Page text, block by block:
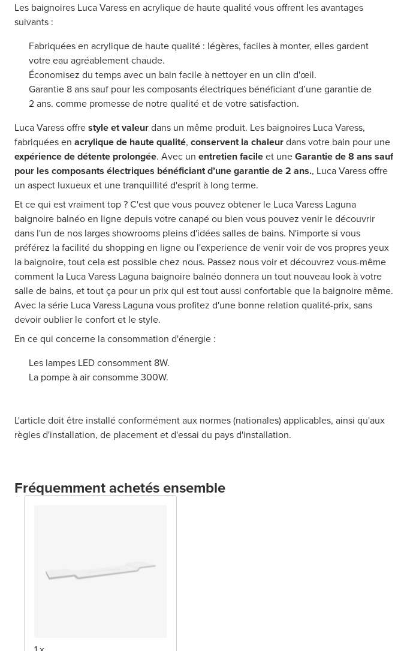
Les baignoires Luca Varess en acrylique de haute qualité vous offrent les avantages
suivants :
Fabriquées en acrylique de haute qualité : légères, faciles à monter, elles gardent
votre eau agréablement chaude.
Économisez du temps avec un bain facile à nettoyer en un clin d'œil.
Garantie 8 ans sauf pour les composants électriques bénéficiant d’une garantie de
2 ans. comme promesse de notre qualité et de votre satisfaction.
Luca Varess offrestyle et valeurdans un même produit. Les baignoires Luca Varess,
fabriquées en acrylique de haute qualité, conservent la chaleurdans votre bain pour une
expérience de détente prolongée. Avec un entretien facileet uneGarantie de 8 ans sauf
pour les composants électriques bénéficiant d’une garantie de 2 ans., Luca Varess offre
un aspect luxueux et une tranquillité d'esprit à long terme.
Et ce qui est vraiment top ? C'est que vous pouvez obtener le Luca Varess Laguna
baignoire balnéo en ligne depuis votre canapé ou bien vous pouvez venir le découvrir
dans l'un de nos larges showrooms pleins d'idées salles de bains. N'importe si vous
préférez la facilité du shopping en ligne ou l'experience de venir voir de vos propres yeux
la baignoire, tout cela est possible chez nous. Passez nous voir et découvrez vous-même
comment la Luca Varess Laguna baignoire balnéo donnera un tout nouveau look à votre
salle de bains, et tout ça pour un prix qui est tout aussi confortable que la baignoire même.
Avec la série Luca Varess Laguna vous profitez d'une bonne relation qualité-prix, sans
devoir oublier le confort et le style.
En ce qui concerne la consommation d'énergie :
Les lampes LED consomment 8W.
La pompe à air consomme 300W.
L'article doit être installé conformément aux normes (nationales) applicables, ainsi qu'aux
règles d'installation, de placement et d'essai du pays d'installation.
Fréquemment achetés ensemble